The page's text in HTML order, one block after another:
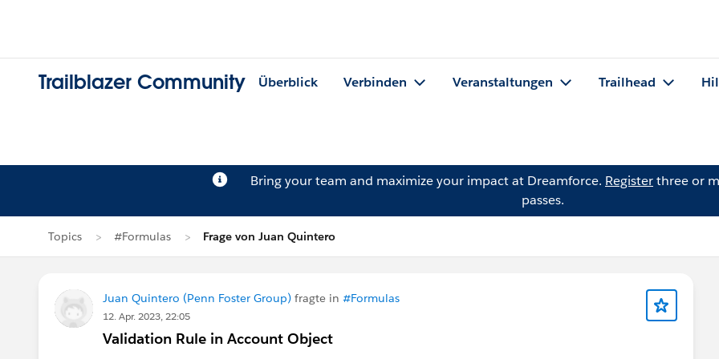
Trailblazer Community Überblick Verbinden Veranstaltungen Trailhead
Bring your team and maximize your impact at Dreamforce. Registerthree or
passes.
Topics #Formulas Frage von Juan Quintero
Juan Quintero (Penn Foster Group) fragte in #Formulas
12. Apr. 2023, 22:05
Validation Rule in Account Object